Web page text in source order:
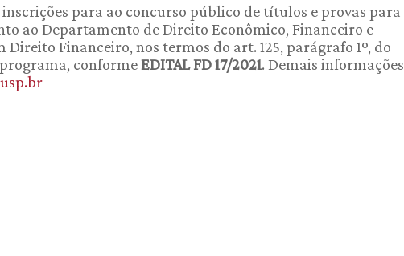
inscrições para ao concurso público de títulos e provas para
ao Departamento de Direito Econômico, Financeiro e
Financeiro, nos termos do art. 125, parágrafo 1º, do
programa, conformeEDITAL FD 17/2021. Demais informações